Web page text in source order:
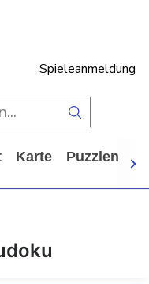
Spieleanmeldung
Karte Puzzlen